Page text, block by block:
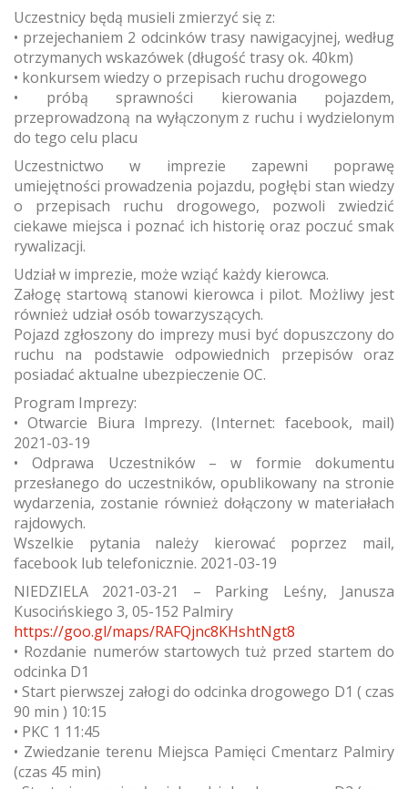
Uczestnicy będą musieli zmierzyć się z:
• przejechaniem 2 odcinków trasy nawigacyjnej, według
otrzymanych wskazówek (długość trasy ok. 40km)
• konkursem wiedzy o przepisach ruchu drogowego
• próbą sprawności kierowania pojazdem,
przeprowadzoną na wyłączonym z ruchu i wydzielonym
do tego celu placu
Uczestnictwo w imprezie zapewni poprawę
umiejętności prowadzenia pojazdu, pogłębi stan wiedzy
o przepisach ruchu drogowego, pozwoli zwiedzić
ciekawe miejsca i poznać ich historię oraz poczuć smak
rywalizacji.
Udział w imprezie, może wziąć każdy kierowca.
Załogę startową stanowi kierowca i pilot. Możliwy jest
również udział osób towarzyszących.
Pojazd zgłoszony do imprezy musi być dopuszczony do
ruchu na podstawie odpowiednich przepisów oraz
posiadać aktualne ubezpieczenie OC.
Program Imprezy:
• Otwarcie Biura Imprezy. (Internet: facebook, mail)
2021-03-19
• Odprawa Uczestników – w formie dokumentu
przesłanego do uczestników, opublikowany na stronie
wydarzenia, zostanie również dołączony w materiałach
rajdowych.
Wszelkie pytania należy kierować poprzez mail,
facebook lub telefonicznie. 2021-03-19
NIEDZIELA 2021-03-21 – Parking Leśny, Janusza
Kusocińskiego 3, 05-152 Palmiry
https://goo.gl/maps/RAFQjnc8KHshtNgt8
• Rozdanie numerów startowych tuż przed startem do
odcinka D1
• Start pierwszej załogi do odcinka drogowego D1 ( czas
90 min ) 10:15
• PKC 1 11:45
• Zwiedzanie terenu Miejsca Pamięci Cmentarz Palmiry
(czas 45 min)